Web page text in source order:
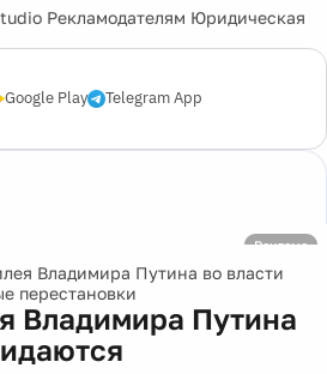
Рекламодателям Юридическая
Google Play Telegram App
Реклама
Владимира Путина во власти
перестановки
Владимира Путина